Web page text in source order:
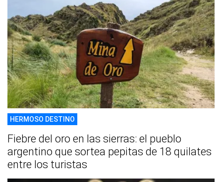
HERMOSO DESTINO
Fiebre del oro en las sierras: el pueblo
argentino que sortea pepitas de 18 quilates
entre los turistas